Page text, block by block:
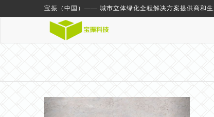
宝振（中国）—— 城市立体绿化全程解决方案提供商和生
Previous Next